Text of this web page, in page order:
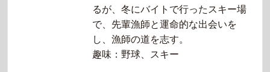
るが、冬にバイトで行ったスキー場
で、先輩漁師と運命的な出会いを
し、漁師の道を志す。
趣味：野球、スキー